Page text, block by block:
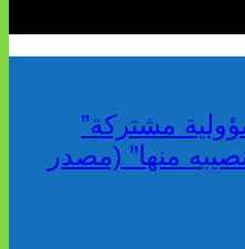
مشتركة”
منها” (مصدر